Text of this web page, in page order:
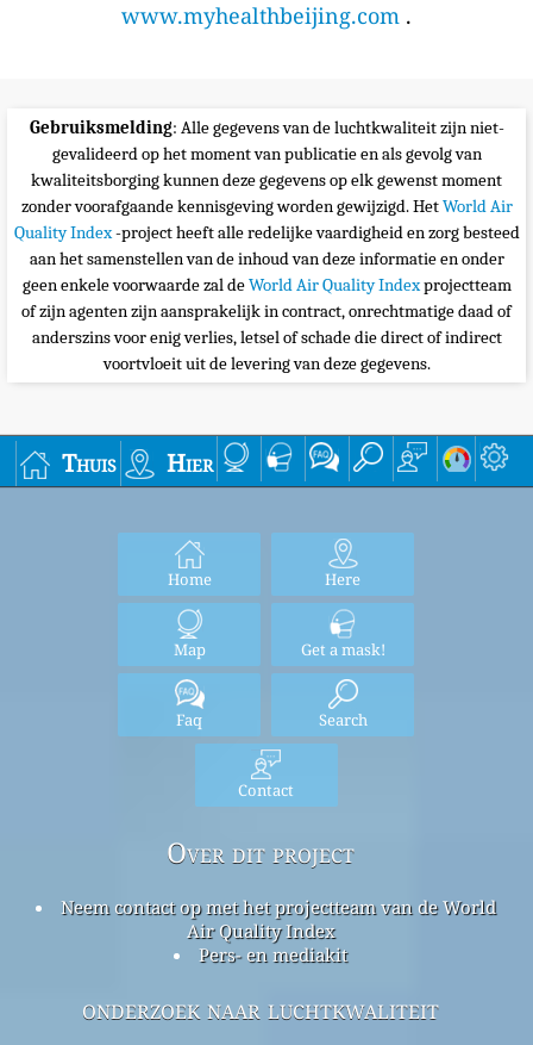
www.myhealthbeijing.com .
Gebruiksmelding: Alle gegevens van de luchtkwaliteit zijn niet-
gevalideerd op het moment van publicatie en als gevolg van
kwaliteitsborging kunnen deze gegevens op elk gewenst moment
zonder voorafgaande kennisgeving worden gewijzigd. HetWorld Air
Quality Index-project heeft alle redelijke vaardigheid en zorg besteed
aan het samenstellen van de inhoud van deze informatie en onder
geen enkele voorwaarde zal deWorld Air Quality Indexprojectteam
of zijn agenten zijn aansprakelijk in contract, onrechtmatige daad of
anderszins voor enig verlies, letsel of schade die direct of indirect
voortvloeit uit de levering van deze gegevens.
Thuis Hier
Home Here
Map Get a mask!
Faq Search
Contact
Over dit project
Neem contact op met het projectteam van de World
Air Quality Index
Pers- en mediakit
onderzoek naar luchtkwaliteit